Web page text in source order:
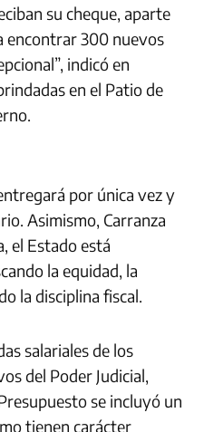
su cheque, aparte
encontrar 300 nuevos
indicó en
en el Patio de
por única vez y
Asimismo, Carranza
el Estado está
la equidad, la
la disciplina fiscal.
salariales de los
del Poder Judicial,
se incluyó un
tienen carácter